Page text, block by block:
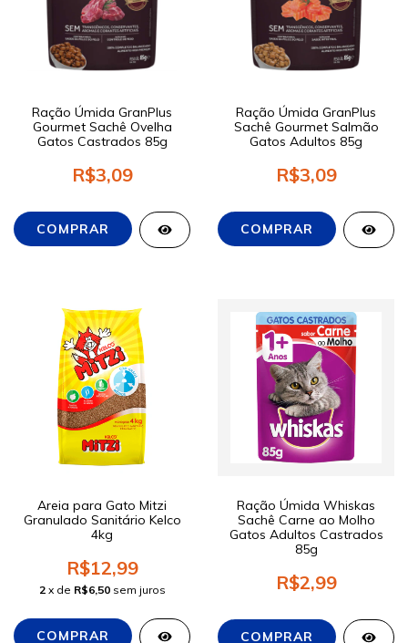
Ração Úmida GranPlus
Gourmet Sachê Ovelha
Gatos Castrados 85g
R$3,09
Ração Úmida GranPlus
Sachê Gourmet Salmão
Gatos Adultos 85g
R$3,09
Areia para Gato Mitzi
Granulado Sanitário Kelco
4kg
R$12,99
2 x de R$6,50 sem juros
Ração Úmida Whiskas
Sachê Carne ao Molho
Gatos Adultos Castrados
85g
R$2,99